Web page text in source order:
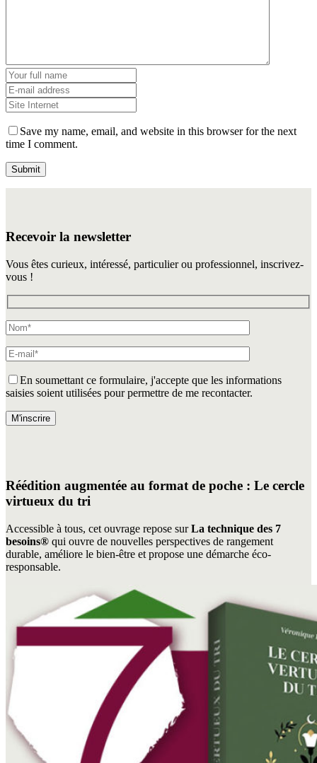
Save my name, email, and website in this browser for the next
time I comment.
Recevoir la newsletter
Vous êtes curieux, intéressé, particulier ou professionnel, inscrivez-
vous !
En soumettant ce formulaire, j'accepte que les informations
saisies soient utilisées pour permettre de me recontacter.
Veuillez laisser ce champ vide.
Réédition augmentée au format de poche : Le cercle
virtueux du tri
Accessible à tous, cet ouvrage repose surLa technique des 7
besoins® qui ouvre de nouvelles perspectives de rangement
durable, améliore le bien-être et propose une démarche éco-
responsable.